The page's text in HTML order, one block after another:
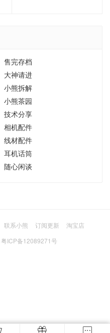
售完存档
大神请进
小熊拆解
小熊茶园
技术分享
相机配件
线材配件
耳机话筒
随心闲谈
联系小熊 订阅更新
淘宝店
粤ICP备12089271号